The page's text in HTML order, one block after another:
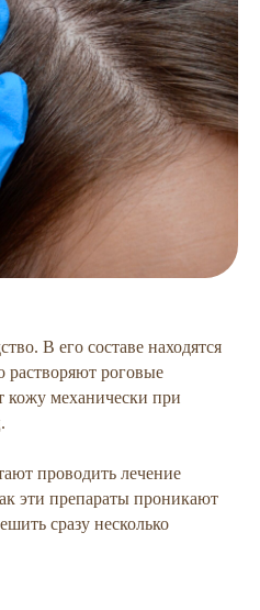
В его составе находятся
растворяют роговые
механически при
проводить лечение
эти препараты проникают
сразу несколько